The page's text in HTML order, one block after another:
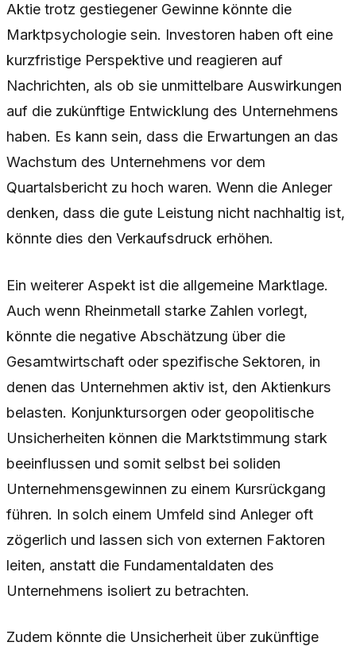
Aktie trotz gestiegener Gewinne könnte die
Marktpsychologie sein. Investoren haben oft eine
kurzfristige Perspektive und reagieren auf
Nachrichten, als ob sie unmittelbare Auswirkungen
auf die zukünftige Entwicklung des Unternehmens
haben. Es kann sein, dass die Erwartungen an das
Wachstum des Unternehmens vor dem
Quartalsbericht zu hoch waren. Wenn die Anleger
denken, dass die gute Leistung nicht nachhaltig ist,
könnte dies den Verkaufsdruck erhöhen.
Ein weiterer Aspekt ist die allgemeine Marktlage.
Auch wenn Rheinmetall starke Zahlen vorlegt,
könnte die negative Abschätzung über die
Gesamtwirtschaft oder spezifische Sektoren, in
denen das Unternehmen aktiv ist, den Aktienkurs
belasten. Konjunktursorgen oder geopolitische
Unsicherheiten können die Marktstimmung stark
beeinflussen und somit selbst bei soliden
Unternehmensgewinnen zu einem Kursrückgang
führen. In solch einem Umfeld sind Anleger oft
zögerlich und lassen sich von externen Faktoren
leiten, anstatt die Fundamentaldaten des
Unternehmens isoliert zu betrachten.
Zudem könnte die Unsicherheit über zukünftige